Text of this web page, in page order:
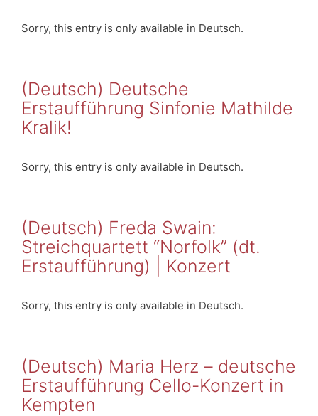
Sorry, this entry is only available in Deutsch.
(Deutsch) Deutsche
Erstaufführung Sinfonie Mathilde
Kralik!
Sorry, this entry is only available in Deutsch.
(Deutsch) Freda Swain:
Streichquartett “Norfolk” (dt.
Erstaufführung) | Konzert
Sorry, this entry is only available in Deutsch.
(Deutsch) Maria Herz – deutsche
Erstaufführung Cello-Konzert in
Kempten